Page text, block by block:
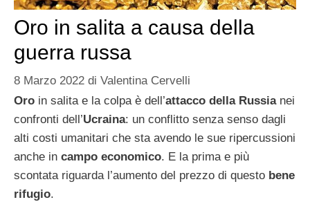
Oro in salita a causa della
guerra russa
8 Marzo 2022 di Valentina Cervelli
Oro in salita e la colpa è dell’attacco della Russianei
confronti dell’Ucraina: un conflitto senza senso dagli
alti costi umanitari che sta avendo le sue ripercussioni
anche in campo economico. E la prima e più
scontata riguarda l’aumento del prezzo di questo bene
rifugio.